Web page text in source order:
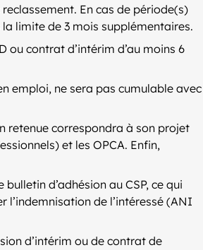
En cas de période(s)
limite de 3 mois supplémentaires.
ou contrat d’intérim d’au moins 6
emploi, ne sera pas cumulable avec
retenue correspondra à son projet
et les OPCA. Enfin,
d’adhésion au CSP, ce qui
l’indemnisation de l’intéressé (ANI
d’intérim ou de contrat de